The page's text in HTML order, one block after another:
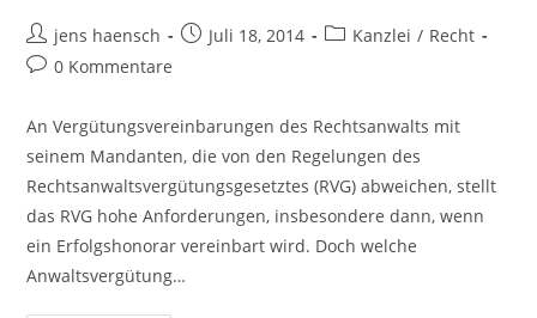
Beitrags-
Autor:
jens haensch
BeitragJuli 18, 2014
Beitrags-
Kanzlei / Recht
Beitrags-
0 Kommentare
An Vergütungsvereinbarungen des Rechtsanwalts mit
seinem Mandanten, die von den Regelungen des
Rechtsanwaltsvergütungsgesetztes (RVG) abweichen, stellt
das RVG hohe Anforderungen, insbesondere dann, wenn
ein Erfolgshonorar vereinbart wird. Doch welche
Anwaltsvergütung…